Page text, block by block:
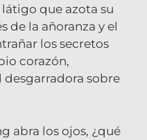
que azota su
de la añoranza y el
los secretos
corazón,
sobre
abra los ojos, ¿qué